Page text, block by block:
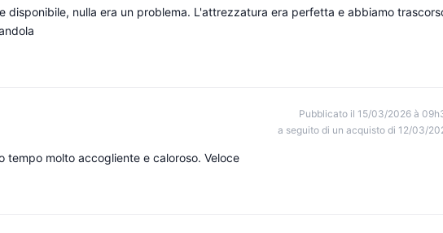
disponibile, nulla era un problema. L'attrezzatura era perfetta e abbiamo
Pubblicato il 15/03/2026 à
a seguito di un acquisto di 12/03/
tempo molto accogliente e caloroso. Veloce